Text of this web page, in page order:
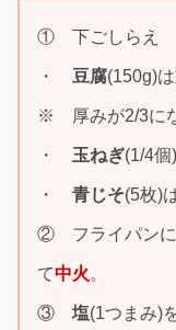
① 下ごしらえ
・ 豆腐(150g)
※ 厚みが2/3にな
・ 玉ねぎ(1/4個
・ 青じそ(5枚)
② フライパンに
て中火。
③ 塩(1つまみ)